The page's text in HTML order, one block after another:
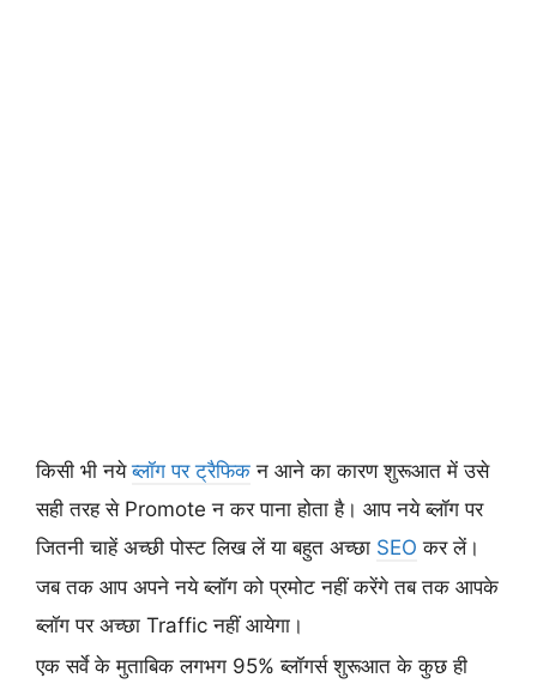
किसी भी नयेब्लॉग पर ट्रैफिक न आने का कारण शुरूआत में उसे
सही तरह से Promote न कर पाना होता है। आप नये ब्लॉग पर
जितनी चाहें अच्छी पोस्ट लिख लें या बहुत अच्छा SEO कर लें।
जब तक आप अपने नये ब्लॉग को प्रमोट नहीं करेंगे तब तक आपके
ब्लॉग पर अच्छा Traffic नहीं आयेगा।
एक सर्वे के मुताबिक लगभग 95% ब्लॉगर्स शुरूआत के कुछ ही